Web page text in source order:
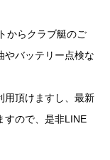
からクラブ艇のご
やバッテリー点検な
用頂けますし、最新
すので、是非LINE